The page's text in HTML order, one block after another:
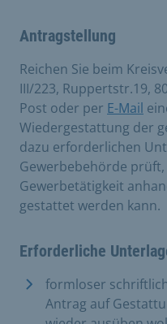
Antragstellung
Reichen Sie beim
III/223, Ruppertstr.19,
Post oder per E-Mail
Wiedergestattung der
dazu erforderlichen
Gewerbebehörde
Gewerbetätigkeit
gestattet werden kann.
Erforderliche
formloser
Antrag auf